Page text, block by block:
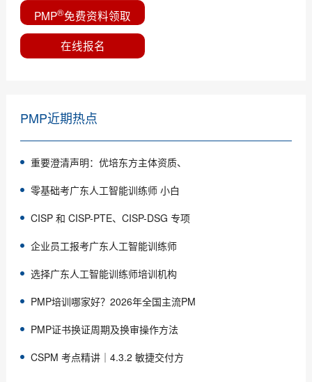
PMP®免费资料领取
在线报名
PMP近期热点
重要澄清声明：优培东方主体资质、
零基础考广东人工智能训练师 小白
CISP 和 CISP-PTE、CISP-DSG 专项
企业员工报考广东人工智能训练师
选择广东人工智能训练师培训机构
PMP培训哪家好？2026年全国主流PM
PMP证书换证周期及换审操作方法
CSPM 考点精讲｜4.3.2 敏捷交付方